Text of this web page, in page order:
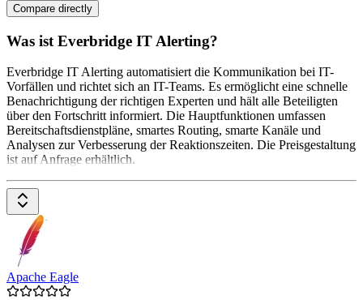
Compare directly
Was ist Everbridge IT Alerting?
Everbridge IT Alerting automatisiert die Kommunikation bei IT-
Vorfällen und richtet sich an IT-Teams. Es ermöglicht eine schnelle
Benachrichtigung der richtigen Experten und hält alle Beteiligten
über den Fortschritt informiert. Die Hauptfunktionen umfassen
Bereitschaftsdienstpläne, smartes Routing, smarte Kanäle und
Analysen zur Verbesserung der Reaktionszeiten. Die Preisgestaltung
ist auf Anfrage erhältlich.
Apache Eagle